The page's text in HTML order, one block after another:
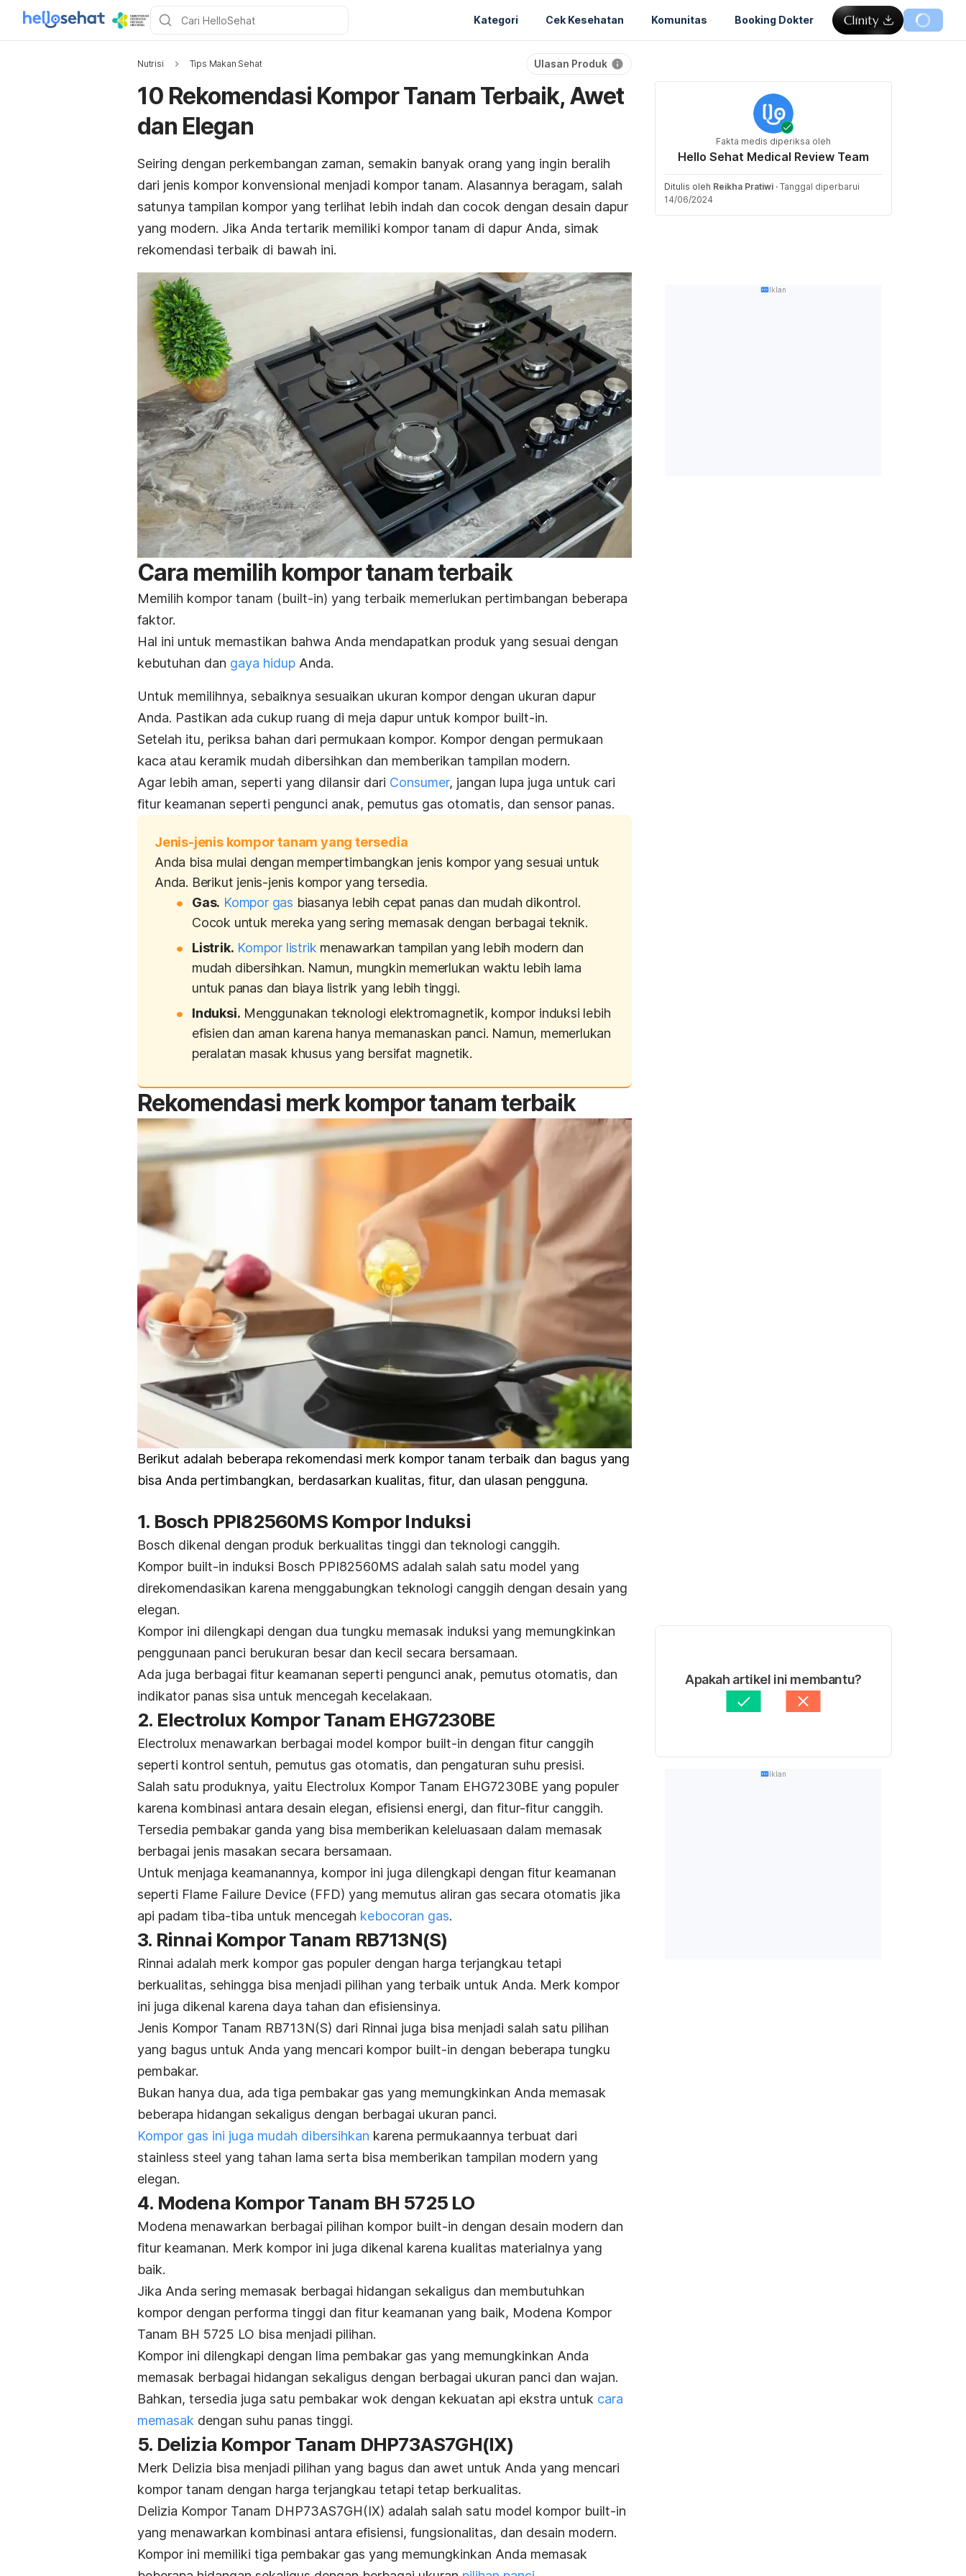
Kategori Cek Kesehatan Komunitas Booking Dokter
Nutrisi Tips Makan Sehat Ulasan Produk
10 Rekomendasi Kompor Tanam Terbaik, Awet
dan Elegan
Seiring dengan perkembangan zaman, semakin banyak orang yang ingin beralih
dari jenis kompor konvensional menjadi kompor tanam. Alasannya beragam, salah
satunya tampilan kompor yang terlihat lebih indah dan cocok dengan desain dapur
yang modern. Jika Anda tertarik memiliki kompor tanam di dapur Anda, simak
rekomendasi terbaik di bawah ini.
Cara memilih kompor tanam terbaik
Memilih kompor tanam (built-in) yang terbaik memerlukan pertimbangan beberapa
faktor.
Hal ini untuk memastikan bahwa Anda mendapatkan produk yang sesuai dengan
kebutuhan dan gaya hidup Anda.
Untuk memilihnya, sebaiknya sesuaikan ukuran kompor dengan ukuran dapur
Anda. Pastikan ada cukup ruang di meja dapur untuk kompor built-in.
Setelah itu, periksa bahan dari permukaan kompor. Kompor dengan permukaan
kaca atau keramik mudah dibersihkan dan memberikan tampilan modern.
Agar lebih aman, seperti yang dilansir dari Consumer, jangan lupa juga untuk cari
fitur keamanan seperti pengunci anak, pemutus gas otomatis, dan sensor panas.
Jenis-jenis kompor tanam yang tersedia
Anda bisa mulai dengan mempertimbangkan jenis kompor yang sesuai untuk
Anda. Berikut jenis-jenis kompor yang tersedia.
Gas. Kompor gas biasanya lebih cepat panas dan mudah dikontrol.
Cocok untuk mereka yang sering memasak dengan berbagai teknik.
Listrik. Kompor listrik menawarkan tampilan yang lebih modern dan
mudah dibersihkan. Namun, mungkin memerlukan waktu lebih lama
untuk panas dan biaya listrik yang lebih tinggi.
Induksi. Menggunakan teknologi elektromagnetik, kompor induksi lebih
efisien dan aman karena hanya memanaskan panci. Namun, memerlukan
peralatan masak khusus yang bersifat magnetik.
Rekomendasi merk kompor tanam terbaik
Berikut adalah beberapa rekomendasi merk kompor tanam terbaik dan bagus yang
bisa Anda pertimbangkan, berdasarkan kualitas, fitur, dan ulasan pengguna.
1. Bosch PPI82560MS Kompor Induksi
Bosch dikenal dengan produk berkualitas tinggi dan teknologi canggih.
Kompor built-in induksi Bosch PPI82560MS adalah salah satu model yang
direkomendasikan karena menggabungkan teknologi canggih dengan desain yang
elegan.
Kompor ini dilengkapi dengan dua tungku memasak induksi yang memungkinkan
penggunaan panci berukuran besar dan kecil secara bersamaan.
Ada juga berbagai fitur keamanan seperti pengunci anak, pemutus otomatis, dan
indikator panas sisa untuk mencegah kecelakaan.
2. Electrolux Kompor Tanam EHG7230BE
Electrolux menawarkan berbagai model kompor built-in dengan fitur canggih
seperti kontrol sentuh, pemutus gas otomatis, dan pengaturan suhu presisi.
Salah satu produknya, yaitu Electrolux Kompor Tanam EHG7230BE yang populer
karena kombinasi antara desain elegan, efisiensi energi, dan fitur-fitur canggih.
Tersedia pembakar ganda yang bisa memberikan keleluasaan dalam memasak
berbagai jenis masakan secara bersamaan.
Untuk menjaga keamanannya, kompor ini juga dilengkapi dengan fitur keamanan
seperti Flame Failure Device (FFD) yang memutus aliran gas secara otomatis jika
api padam tiba-tiba untuk mencegah kebocoran gas.
3. Rinnai Kompor Tanam RB713N(S)
Rinnai adalah merk kompor gas populer dengan harga terjangkau tetapi
berkualitas, sehingga bisa menjadi pilihan yang terbaik untuk Anda. Merk kompor
ini juga dikenal karena daya tahan dan efisiensinya.
Jenis Kompor Tanam RB713N(S) dari Rinnai juga bisa menjadi salah satu pilihan
yang bagus untuk Anda yang mencari kompor built-in dengan beberapa tungku
pembakar.
Bukan hanya dua, ada tiga pembakar gas yang memungkinkan Anda memasak
beberapa hidangan sekaligus dengan berbagai ukuran panci.
Kompor gas ini juga mudah dibersihkan karena permukaannya terbuat dari
stainless steel yang tahan lama serta bisa memberikan tampilan modern yang
elegan.
4. Modena Kompor Tanam BH 5725 LO
Modena menawarkan berbagai pilihan kompor built-in dengan desain modern dan
fitur keamanan. Merk kompor ini juga dikenal karena kualitas materialnya yang
baik.
Jika Anda sering memasak berbagai hidangan sekaligus dan membutuhkan
kompor dengan performa tinggi dan fitur keamanan yang baik, Modena Kompor
Tanam BH 5725 LO bisa menjadi pilihan.
Kompor ini dilengkapi dengan lima pembakar gas yang memungkinkan Anda
memasak berbagai hidangan sekaligus dengan berbagai ukuran panci dan wajan.
Bahkan, tersedia juga satu pembakar wok dengan kekuatan api ekstra untuk cara
memasak dengan suhu panas tinggi.
5. Delizia Kompor Tanam DHP73AS7GH(IX)
Merk Delizia bisa menjadi pilihan yang bagus dan awet untuk Anda yang mencari
kompor tanam dengan harga terjangkau tetapi tetap berkualitas.
Delizia Kompor Tanam DHP73AS7GH(IX) adalah salah satu model kompor built-in
yang menawarkan kombinasi antara efisiensi, fungsionalitas, dan desain modern.
Kompor ini memiliki tiga pembakar gas yang memungkinkan Anda memasak
Fakta medis diperiksa oleh
Hello Sehat Medical Review Team
Ditulis oleh Reikha Pratiwi · Tanggal diperbarui
14/06/2024
Iklan
Apakah artikel ini membantu?
Iklan